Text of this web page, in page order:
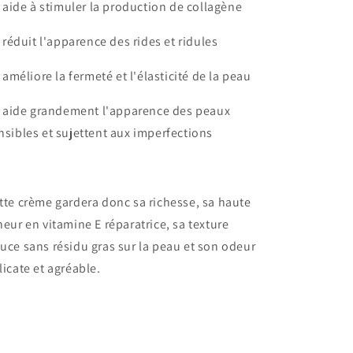
aide à stimuler la production de collagène
l'apparence des rides et ridules
la fermeté et l'élasticité de la peau
grandement l'apparence des peaux
et sujettent aux imperfections
crème gardera donc sa richesse, sa haute
en vitamine E réparatrice, sa texture
sans résidu gras sur la peau et son odeur
et agréable.